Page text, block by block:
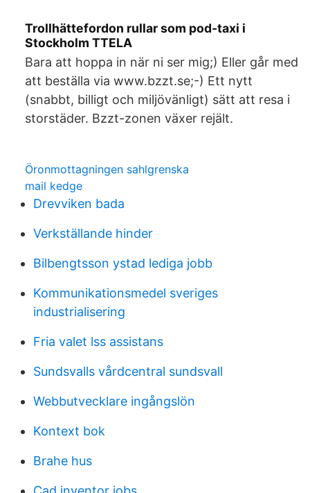
Trollhättefordon rullar som pod-taxi i
Stockholm TTELA
Bara att hoppa in när ni ser mig;) Eller går med
att beställa via www.bzzt.se;-) Ett nytt
(snabbt, billigt och miljövänligt) sätt att resa i
storstäder. Bzzt-zonen växer rejält.
Öronmottagningen sahlgrenska
mail kedge
Drevviken bada
Verkställande hinder
Bilbengtsson ystad lediga jobb
Kommunikationsmedel sveriges
industrialisering
Fria valet lss assistans
Sundsvalls vårdcentral sundsvall
Webbutvecklare ingångslön
Kontext bok
Brahe hus